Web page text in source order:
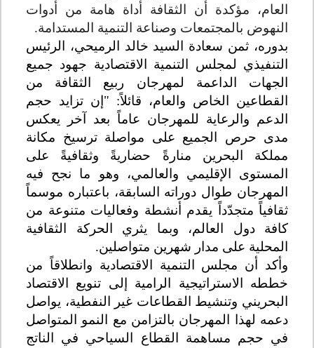
العام، مؤكدة أن الثقافة أداة هامة من أدوات
النهوض بالمجتمعات وصناعة التنمية المستدامة.
بدوره، ثمن سعادة السيد خالد الرميحي، الرئيس
التنفيذي لمجلس التنمية الاقتصادية جهود جميع
الجهات الداعمة لمهرجان ربيع الثقافة من
القطاعين الخاص والعام، قائلاً: "إن تزايد حجم
الدعم والرعاية للمهرجان عاماً بعد آخر يعكس
مدى حرص الجميع على مواصلة ترسيخ مكانة
مملكة البحرين منارةً حضاريةً وثقافيةً على
المستوى الإقليمي والعالمي، وهو ما نجح فيه
المهرجان طوال دوراته السابقة، باعتباره موسماً
ثقافياً متجدّداً يقدم أنشطة وفعاليات متنوعة من
كافة دول العالم، وبما يثري الحركة الثقافية
المحلية على مدار شهرين متواصلين.
وأكد أن مجلس التنمية الاقتصادية وانطلاقاً من
خططه الاستراتيجية الرامية إلى تنويع الاقتصاد
البحريني وتنشيط القطاعات غير النفطية، يواصل
دعمه لهذا المهرجان بالتزامن مع النمو المتواصل
في حجم مساهمة القطاع السياحي في الناتج